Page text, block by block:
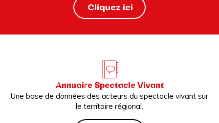
Cliquez ici
Annuaire Spectacle Vivant
Une base de données des acteurs du spectacle vivant sur
le territoire régional.